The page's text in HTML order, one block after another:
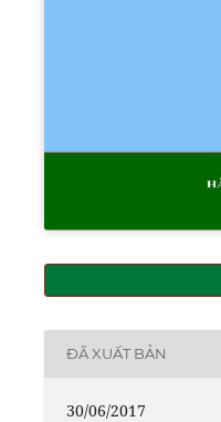
ĐÃ XUẤT BẢN
30/06/2017